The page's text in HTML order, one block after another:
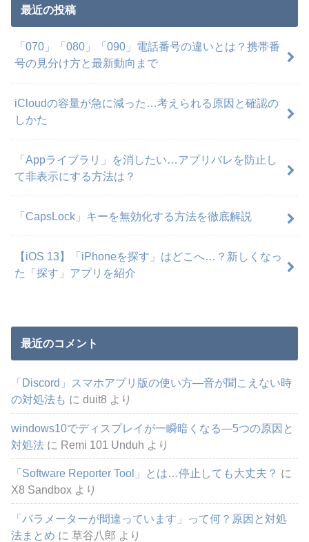
最近の投稿
「070」「080」「090」電話番号の違いとは？携帯番
号の見分け方と最新動向まで
iCloudの容量が急に減った…考えられる原因と確認の
しかた
「Appライブラリ」を消したい…アプリバレを防止し
て非表示にする方法は？
「CapsLock」キーを無効化する方法を徹底解説
【iOS 13】「iPhoneを探す」はどこへ…？新しくなっ
た「探す」アプリを紹介
最近のコメント
「Discord」スマホアプリ版の使い方―音が聞こえない時
の対処法も にduit8 より
windows10でディスプレイが一瞬暗くなる―5つの原因と
対処法 に Remi 101 Unduh より
「Software Reporter Tool」とは…停止しても大丈夫？ に
X8 Sandbox より
「パラメーターが間違っています」って何？原因と対処
法まとめ に 草谷八郎 より